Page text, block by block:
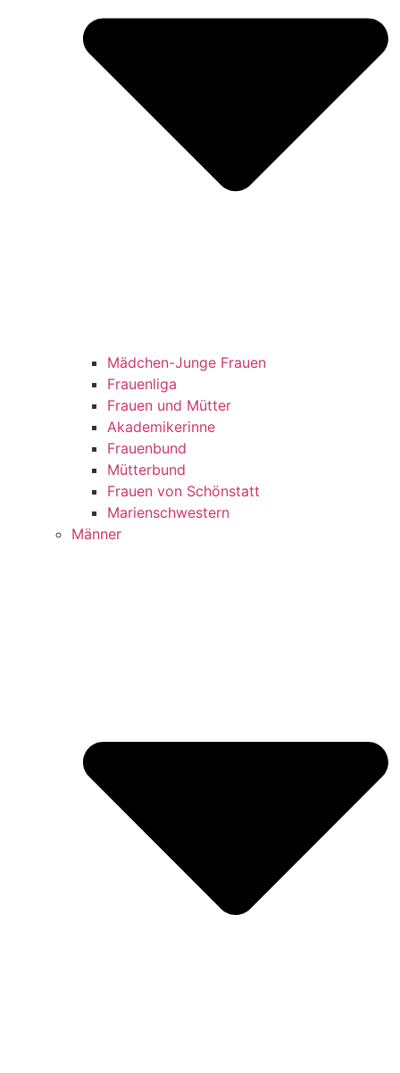
Mädchen-Junge Frauen
Frauenliga
Frauen und Mütter
Akademikerinne
Frauenbund
Mütterbund
Frauen von Schönstatt
Marienschwestern
Männer